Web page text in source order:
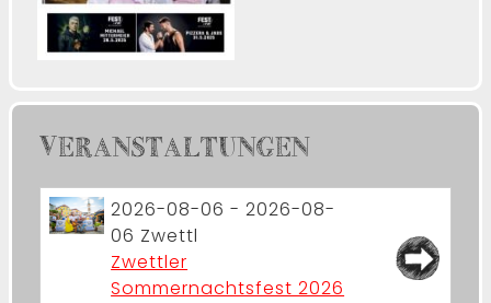
VERANSTALTUNGEN
2026-08-06 - 2026-08-
06 Zwettl
Zwettler
Sommernachtsfest 2026